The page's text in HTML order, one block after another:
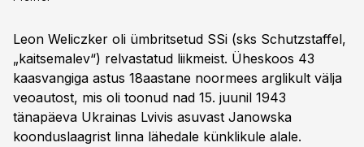
Leon Weliczker oli ümbritsetud SSi (sks Schutzstaffel,
„kaitsemalev“) relvasta­tud liikmeist. Üheskoos 43
kaasvangiga astus 18aastane noormees arglikult välja
veo­autost, mis oli toonud nad 15. juunil 1943
tänapäeva Ukrainas Lvivis asuvast Janowska
koonduslaagrist linna lähedale künklikule alale.